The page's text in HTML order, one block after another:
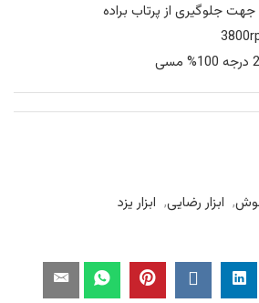
جلوگیری از پرتاب براده
جوش, ابزار رضایی, ابزار یزد